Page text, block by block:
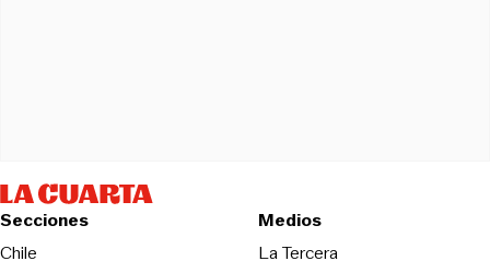
Secciones
Chile
Medios
La TerceraOpens in new